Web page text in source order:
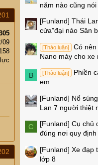
09
158
năm nào cũng nói
[Funland] Thái
cửa”đại náo Sân
[Thảo luận]
Có
Nano máy cho xe
B [Thảo luận]
Phiền
em
[Funland] Nổ
Lan 7 người thiệt
C [Funland] Cụ chủ
đúng nơi quy định
[Funland] Xe đạp
lớp 8